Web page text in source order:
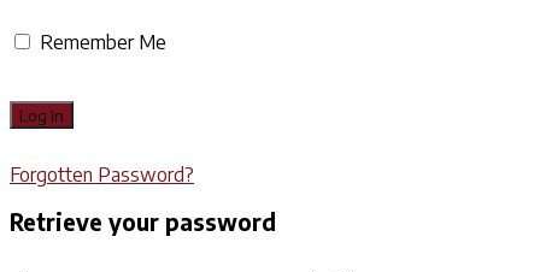
Remember Me
Forgotten Password?
Retrieve your password